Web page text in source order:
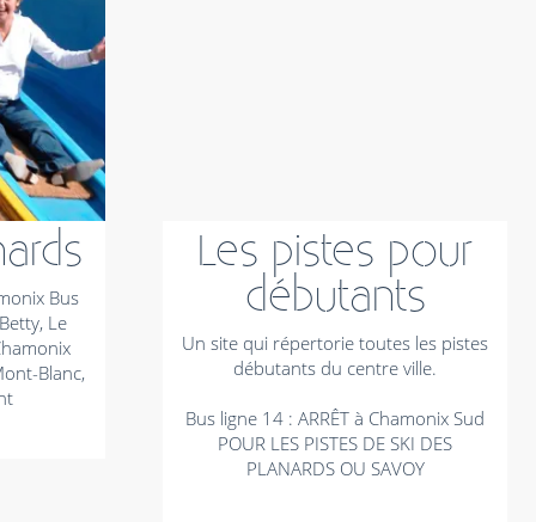
Bus
Le
Blanc,
Les pistes pour
débutants
Un site qui répertorie toutes les pistes
débutants du centre ville.
Bus ligne 14 : ARRÊT à Chamonix Sud
POUR LES PISTES DE SKI DES
PLANARDS OU SAVOY